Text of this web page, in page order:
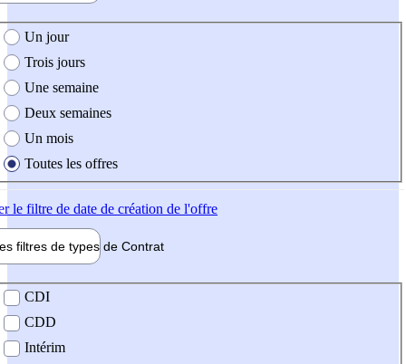
création de l'offre
Un jour
Trois jours
Une semaine
Deux semaines
Un mois
Toutes les offres
le filtre de date de création de l'offre
filtres de types de Contrat
contrat
CDI
CDD
Intérim